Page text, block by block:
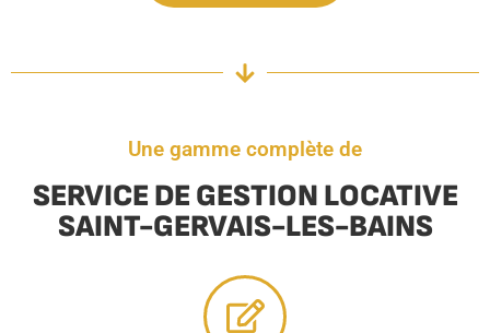
Une gamme complète de
SERVICE DE GESTION LOCATIVE
SAINT-GERVAIS-LES-BAINS